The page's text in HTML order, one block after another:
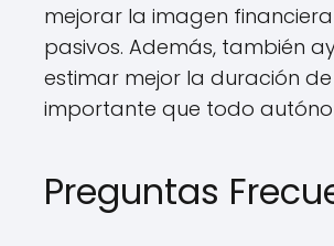
mejorar la imagen
pasivos. Además, también
estimar mejor la duración
importante que todo
Preguntas